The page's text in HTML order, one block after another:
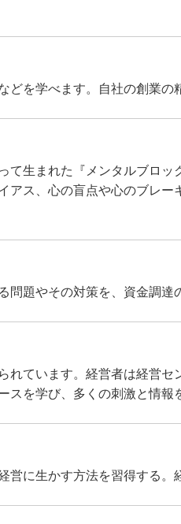
を学べます。自社の創業の
生まれた『メンタルブロ
ス、心の盲点や心のブレ
題やその対策を、資金調達
ています。経営者は経営
を学び、多くの刺激と情報
に生かす方法を習得する。